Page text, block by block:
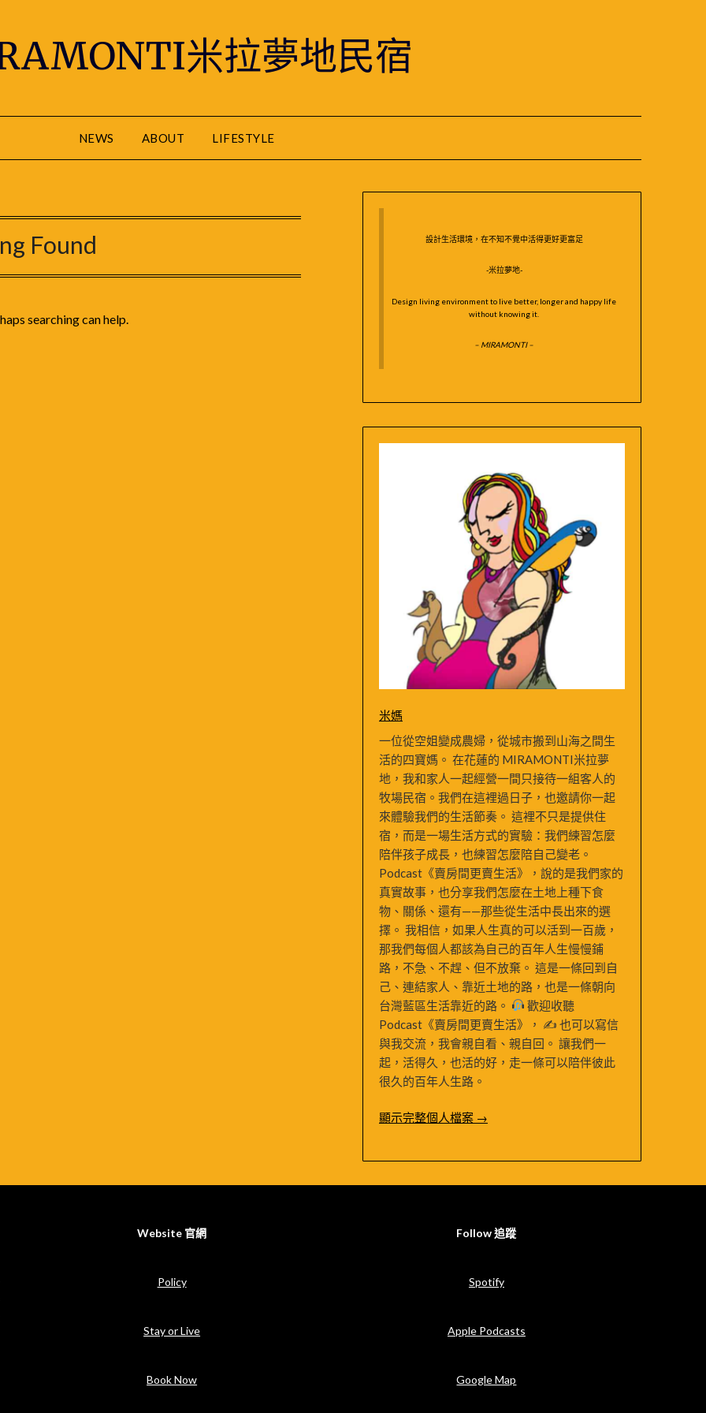
米拉夢地民宿
NEWS ABOUT LIFESTYLE
Found
searching can help.
設計生活環境，在不知不覺中活得更好更富足
-米拉夢地-
Design living environment to live better, longer and happy life
without knowing it.
– MIRAMONTI –
米媽
一位從空姐變成農婦，從城市搬到山海之間生
活的四寶媽。 在花蓮的 MIRAMONTI米拉夢
地，我和家人一起經營一間只接待一組客人的
牧場民宿。我們在這裡過日子，也邀請你一起
來體驗我們的生活節奏。 這裡不只是提供住
宿，而是一場生活方式的實驗：我們練習怎麼
陪伴孩子成長，也練習怎麼陪自己變老。
Podcast《賣房間更賣生活》，說的是我們家的
真實故事，也分享我們怎麼在土地上種下食
物、關係、還有——那些從生活中長出來的選
擇。 我相信，如果人生真的可以活到一百歲，
那我們每個人都該為自己的百年人生慢慢鋪
路，不急、不趕、但不放棄。 這是一條回到自
己、連結家人、靠近土地的路，也是一條朝向
台灣藍區生活靠近的路。
歡迎收聽
Podcast《賣房間更賣生活》， ✍ 也可以寫信
與我交流，我會親自看、親自回。 讓我們一
起，活得久，也活的好，走一條可以陪伴彼此
很久的百年人生路。
顯示完整個人檔案 →
Website 官網
Policy
Stay or Live
Book Now
Follow 追蹤
Spotify
Apple Podcasts
Google Map